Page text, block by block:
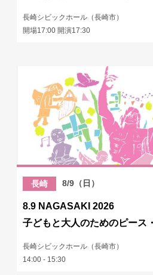
長崎シビックホール（長崎市）
開場17:00 開演17:30
長崎 8/9（日）
8.9 NAGASAKI 2026
子どもと大人のためのピース
長崎シビックホール（長崎市）
14:00 - 15:30